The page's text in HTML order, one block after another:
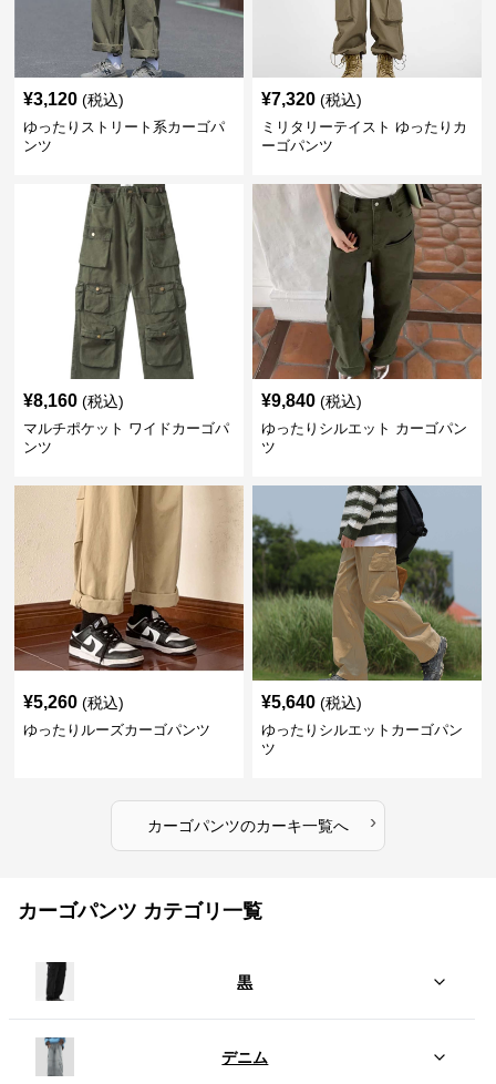
¥3,120 (税込)
ゆったりストリート系カーゴパ
ンツ
¥7,320 (税込)
ミリタリーテイスト ゆったりカ
ーゴパンツ
¥8,160 (税込)
マルチポケット ワイドカーゴパ
ンツ
¥9,840 (税込)
ゆったりシルエット カーゴパン
ツ
¥5,260 (税込)
ゆったりルーズカーゴパンツ
¥5,640 (税込)
ゆったりシルエットカーゴパン
ツ
カーゴパンツのカーキ一覧へ ›
カーゴパンツ カテゴリ一覧
黒
デニム